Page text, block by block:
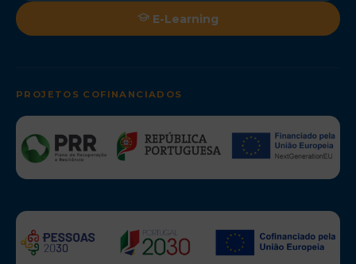
E-Learning
PROJETOS COFINANCIADOS